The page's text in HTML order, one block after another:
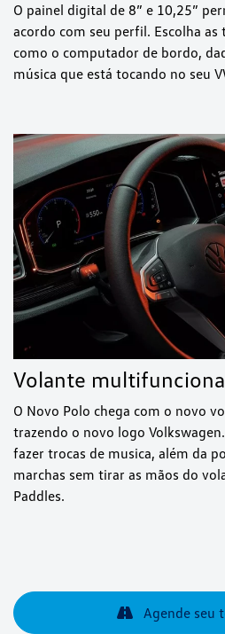
O painel digital de 8” e 10,25”
acordo com seu perfil. Escolha as
como o computador de bordo,
música que está tocando no seu
Volante
O Novo Polo chega com o novo
trazendo o novo logo
fazer trocas de musica, além da
marchas sem tirar as mãos do
Paddles.
Agende seu